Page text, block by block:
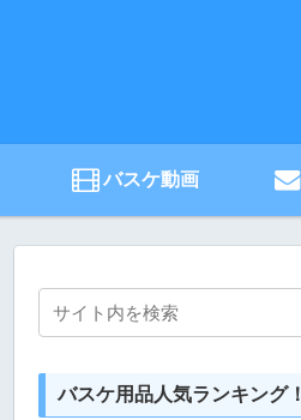
バスケ動画
バスケ用品人気ランキング！